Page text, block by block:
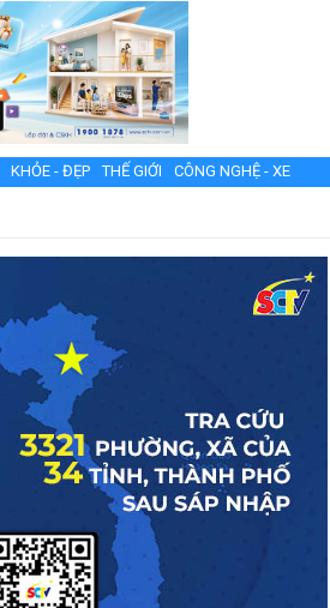
KHỎE - ĐẸP THẾ GIỚI CÔNG NGHỆ - XE